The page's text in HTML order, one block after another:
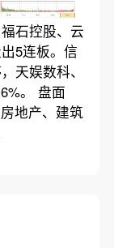
石控股、云
5连板。信
天娱数科、
。 盘面
地产、建筑